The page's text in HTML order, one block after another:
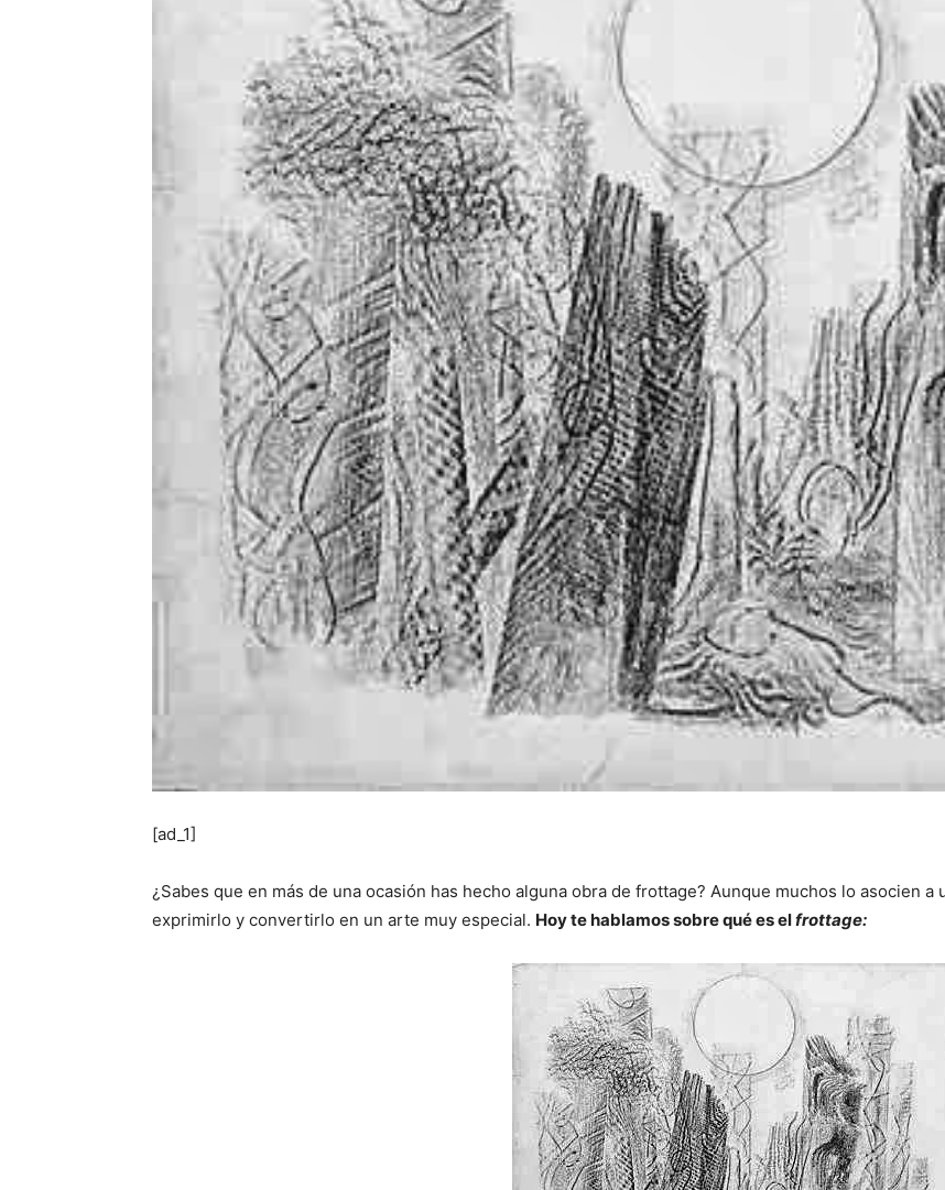
[ad_1]
¿Sabes que en más de una ocasión has hecho alguna obra de frottage? Aunque muchos lo asocien
exprimirlo y convertirlo en un arte muy especial. Hoy te hablamos sobre qué es elfrottage: